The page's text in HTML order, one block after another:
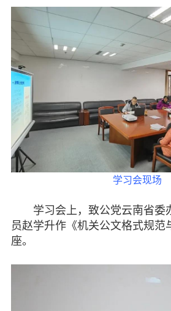
自身建设
致公风采
专委会
书香机关
电子杂志
图片欣赏
视频中心
联系我们
学习会现场
学习会上，致公党云南省委
员赵学升作《机关公文格式规范
座。